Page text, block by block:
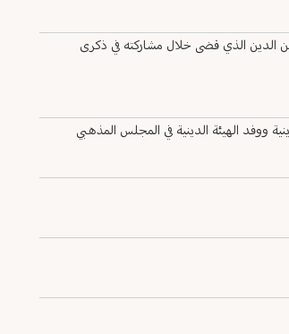
الدين الذي قضى خلال مشاركته في ذكرى
ووفد الهيئة الدينية في المجلس المذهبي